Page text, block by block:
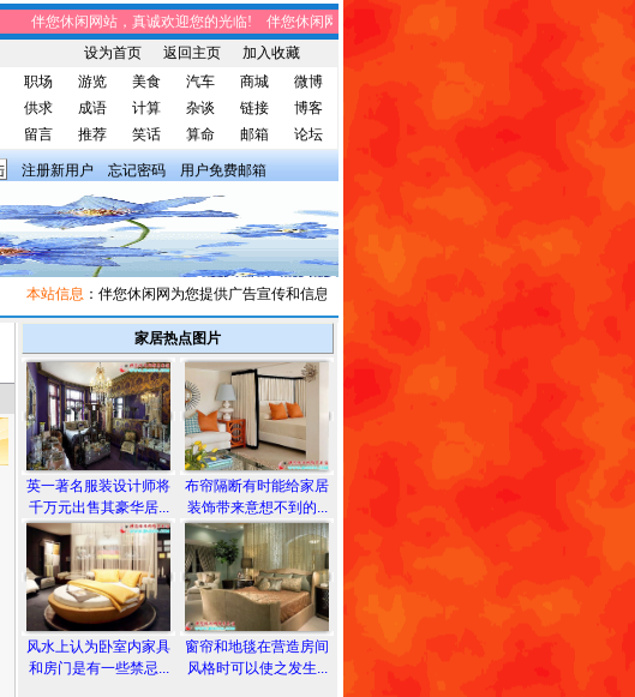
伴您休闲网站，真诚欢迎您的光临! 伴您休闲网站，将免费给您带来趣味时事、笑话集锦、家庭
设为首页 返回主页
加入收藏
职场 游览 美食 汽车 商城
微博
供求 成语 计算 杂谈 链接
博客
留言 推荐 笑话 算命 邮箱 论坛
注册新用户 忘记密码 用户免费邮箱
本站信息：伴您休闲网为您提供广告宣传和信息发布，有需求者请与我们联系。
家居热点图片
英一著名服装设计师将
千万元出售其豪华居...
风水上认为卧室内家具
和房门是有一些禁忌...
布帘隔断有时能给家居
装饰带来意想不到的...
窗帘和地毯在营造房间
风格时可以使之发生...